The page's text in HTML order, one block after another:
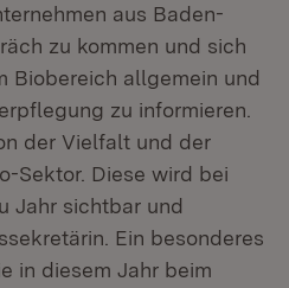
aus Baden-
zu kommen und sich
Biobereich allgemein und
zu informieren.
der Vielfalt und der
Sektor. Diese wird bei
Jahr sichtbar und
Ein besonderes
in diesem Jahr beim